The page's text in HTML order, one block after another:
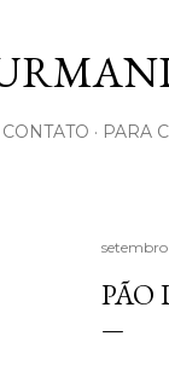
PARA
PÃO